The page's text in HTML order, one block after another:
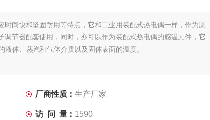
时间快和坚固耐用等特点，它和工业用装配式热电偶一样，作为测
节器配套使用，同时，亦可以作为装配式热电偶的感温元件，它
体、蒸汽和气体介质以及固体表面的温度。
厂商性质： 生产厂家
访 问 量： 1590